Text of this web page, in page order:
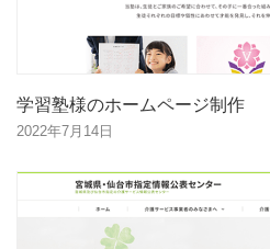
学習塾様のホームページ制作
2022年7月14日